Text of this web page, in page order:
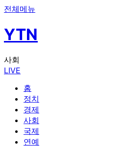
전체메뉴
YTN
사회
LIVE
홈
정치
경제
사회
국제
연예